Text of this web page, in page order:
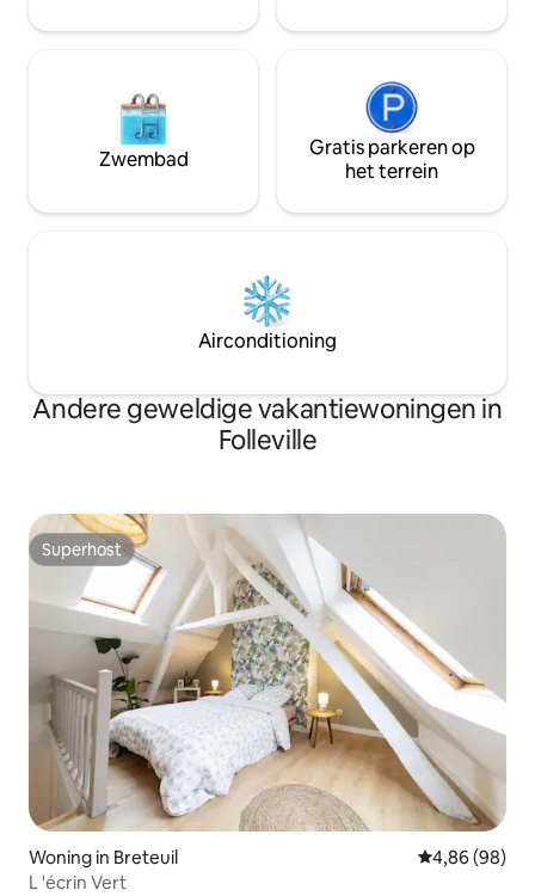
van de straat.
Zwembad
Gratis parkeren op
het terrein
Airconditioning
Andere geweldige vakantiewoningen in
Folleville
Superhost
Superhost
Woning in Breteuil Gemiddelde
4,86 (98)
L 'écrin Vert